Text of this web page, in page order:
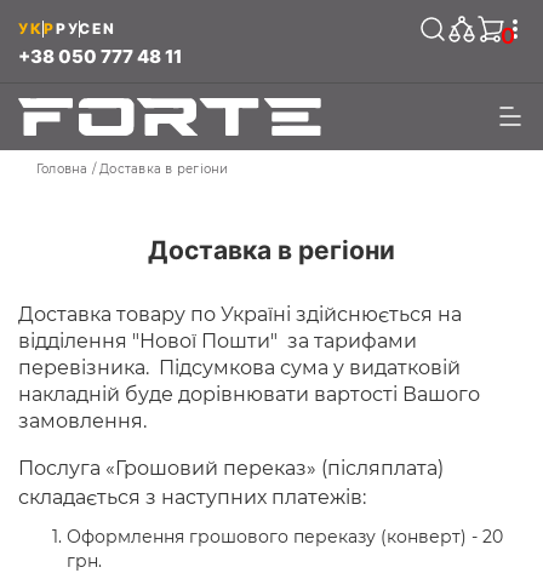
+38 050 777 48 11
УКРРУСEN 0
Головна Доставка в регіони
Доставка в регіони
Доставка товару по Україні здійснюється на
відділення "Нової Пошти" за тарифами
перевізника. Підсумкова сума у видатковій
накладній буде дорівнювати вартості Вашого
замовлення.
Послуга «Грошовий переказ» (післяплата)
складається з наступних платежів:
Оформлення грошового переказу (конверт) - 20
грн.